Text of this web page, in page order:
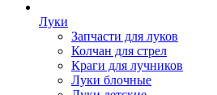
Луки
Запчасти для луков
Колчан для стрел
Краги для лучников
Луки блочные